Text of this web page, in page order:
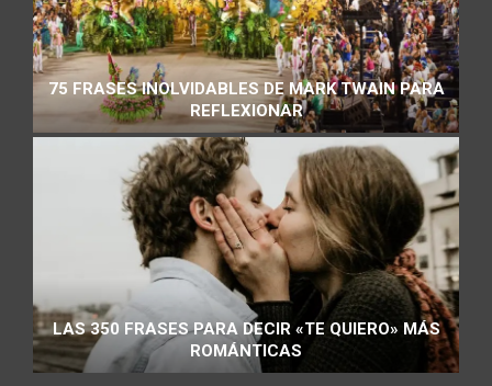
75 FRASES INOLVIDABLES DE MARK TWAIN PARA
REFLEXIONAR
LAS 350 FRASES PARA DECIR «TE QUIERO» MÁS
ROMÁNTICAS